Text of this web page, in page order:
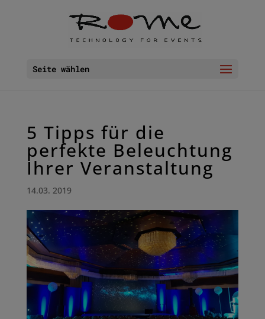
Seite wählen
5 Tipps für die
perfekte Beleuchtung
Ihrer Veranstaltung
14.03. 2019